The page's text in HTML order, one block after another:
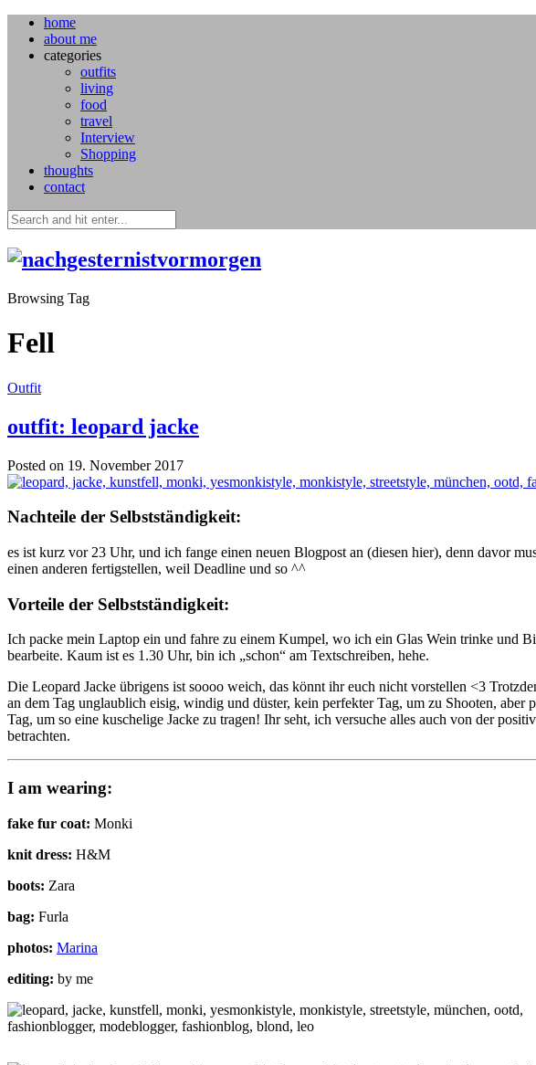
home
about me
categories
outfits
living
food
travel
Interview
Shopping
thoughts
contact
Browsing Tag
Fell
Outfit
outfit: leopard jacke
Posted on 19. November 2017
Nachteile der Selbstständigkeit:
es ist kurz vor 23 Uhr, und ich fange einen neuen Blogpost an (diesen hier), denn davor
einen anderen fertigstellen, weil Deadline und so ^^
Vorteile der Selbstständigkeit:
Ich packe mein Laptop ein und fahre zu einem Kumpel, wo ich ein Glas Wein trinke und
bearbeite. Kaum ist es 1.30 Uhr, bin ich „schon“ am Textschreiben, hehe.
Die Leopard Jacke übrigens ist soooo weich, das könnt ihr euch nicht vorstellen <3
an dem Tag unglaublich eisig, windig und düster, kein perfekter Tag, um zu Shooten, aber
Tag, um so eine kuschelige Jacke zu tragen! Ihr seht, ich versuche alles auch von der
betrachten.
I am wearing:
fake fur coat: Monki
knit dress: H&M
boots: Zara
bag: Furla
photos: Marina
editing: by me